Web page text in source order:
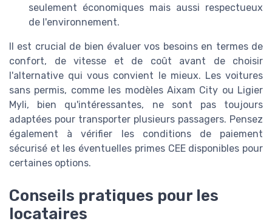
seulement économiques mais aussi respectueux
de l'environnement.
Il est crucial de bien évaluer vos besoins en termes de
confort, de vitesse et de coût avant de choisir
l'alternative qui vous convient le mieux. Les voitures
sans permis, comme les modèles Aixam City ou Ligier
Myli, bien qu'intéressantes, ne sont pas toujours
adaptées pour transporter plusieurs passagers. Pensez
également à vérifier les conditions de paiement
sécurisé et les éventuelles primes CEE disponibles pour
certaines options.
Conseils pratiques pour les
locataires